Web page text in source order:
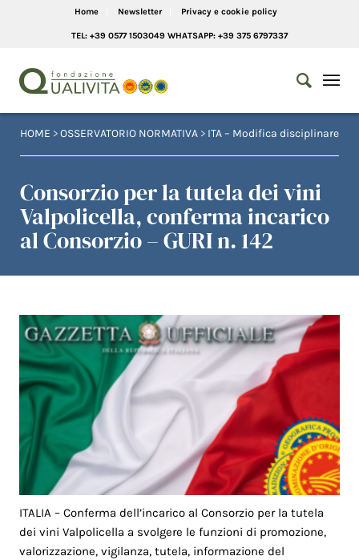
Home Newsletter Privacy e cookie policy
TEL: +39 0577 1503049 WHATSAPP: +39 375 6797337
HOME >OSSERVATORIO NORMATIVA > ITA – Modifica disciplinare
Consorzio per la tutela dei vini
Valpolicella, conferma incarico
al Consorzio – GURI n. 142
ITALIA – Conferma dell’incarico al Consorzio per la tutela
dei vini Valpolicella a svolgere le funzioni di promozione,
valorizzazione, vigilanza, tutela, informazione del